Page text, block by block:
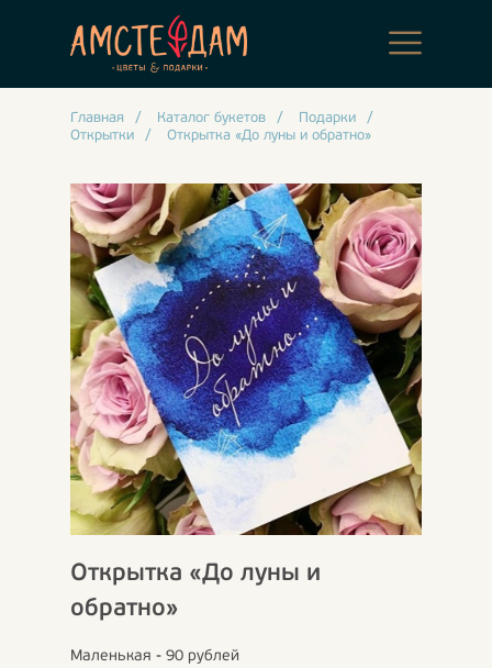
Главная / Каталог букетов / Подарки
/
Открытки
/ Открытка «До луны и обратно»
Открытка «До луны и
обратно»
Маленькая - 90 рублей